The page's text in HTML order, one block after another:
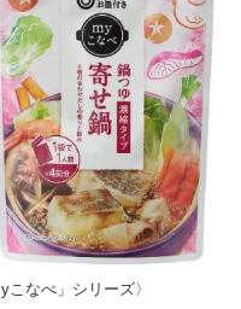
こなべ」シリーズ〉